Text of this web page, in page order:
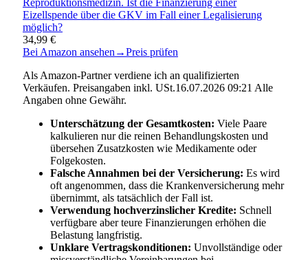
Reproduktionsmedizin. Ist die Finanzierung einer
Eizellspende über die GKV im Fall einer Legalisierung
möglich?
34,99 €
Bei Amazon ansehen →Preis prüfen
Als Amazon-Partner verdiene ich an qualifizierten
Verkäufen. Preisangaben inkl. USt.16.07.2026 09:21 Alle
Angaben ohne Gewähr.
Unterschätzung der Gesamtkosten: Viele Paare
kalkulieren nur die reinen Behandlungskosten und
übersehen Zusatzkosten wie Medikamente oder
Folgekosten.
Falsche Annahmen bei der Versicherung: Es wird
oft angenommen, dass die Krankenversicherung mehr
übernimmt, als tatsächlich der Fall ist.
Verwendung hochverzinslicher Kredite: Schnell
verfügbare aber teure Finanzierungen erhöhen die
Belastung langfristig.
Unklare Vertragskonditionen: Unvollständige oder